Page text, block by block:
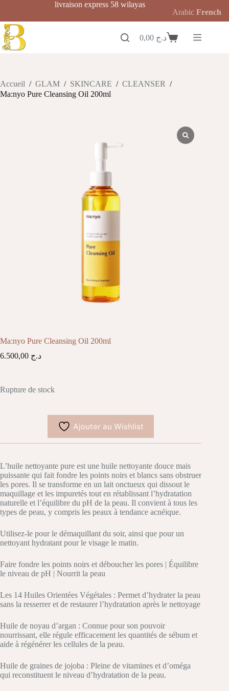
contenu
livraison express 58 wilayas
Panierد.ج
Accueil / GLAM / SKINCARE / CLEANSER /
Ma:nyo Pure Cleansing Oil 200ml
Ma:nyo Pure Cleansing Oil 200ml
د.ج
Rupture de stock
Ajouter au Wishlist
L’huile nettoyante pure est une huile nettoyante douce mais
puissante qui fait fondre les points noirs et blancs sans obstruer
les pores. Il se transforme en un lait onctueux qui dissout le
maquillage et les impuretés tout en rétablissant l’hydratation
naturelle et l’équilibre du pH de la peau. Il convient à tous les
types de peau, y compris les peaux à tendance acnéique.
Utilisez-le pour le démaquillant du soir, ainsi que pour un
nettoyant hydratant pour le visage le matin.
Faire fondre les points noirs et déboucher les pores | Équilibre
le niveau de pH | Nourrit la peau
Les 14 Huiles Orientées Végétales : Permet d’hydrater la peau
sans la resserrer et de restaurer l’hydratation après le nettoyage
Huile de noyau d’argan : Connue pour son pouvoir
nourrissant, elle régule efficacement les quantités de sébum et
aide à régénérer les cellules de la peau.
Huile de graines de jojoba : Pleine de vitamines et d’oméga
qui reconstituent le niveau d’hydratation de la peau.
Arabic French